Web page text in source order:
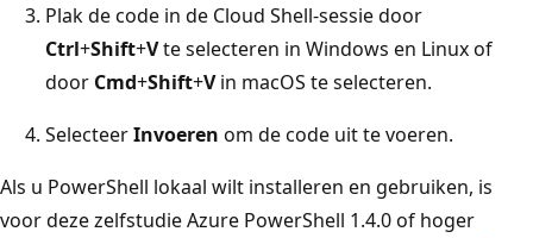
Plak de code in de Cloud Shell-sessie door
Ctrl+Shift+Vte selecteren in Windows en Linux of
door Cmd+Shift+Vin macOS te selecteren.
SelecteerInvoeren om de code uit te voeren.
Als u PowerShell lokaal wilt installeren en gebruiken, is
voor deze zelfstudie Azure PowerShell 1.4.0 of hoger